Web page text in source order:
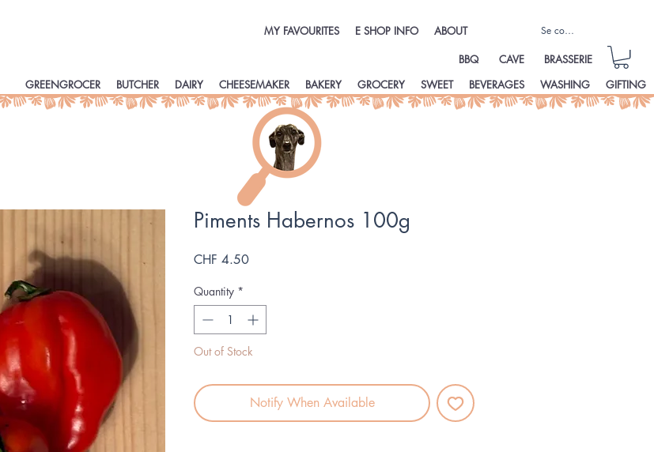
MY FAVOURITES E SHOP INFO ABOUT Se connecter
BBQ CAVE
BRASSERIE
GREENGROCER
BUTCHER DAIRY CHEESEMAKER BAKERY GROCERY SWEET BEVERAGES WASHING GIFTING
Piments Habernos 100g
CHF 4.50Price
Quantity *
Out of Stock
Notify When Available